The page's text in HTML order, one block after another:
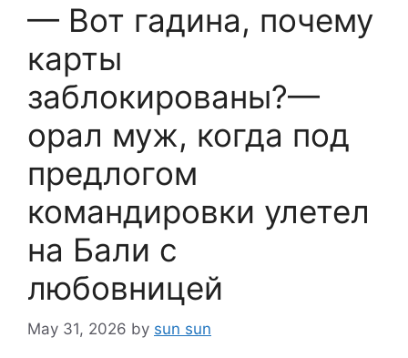
— Вот гадина, почему
карты
заблокированы?—
орал муж, когда под
предлогом
командировки улетел
на Бали с
любовницей
May 31, 2026 by sun sun